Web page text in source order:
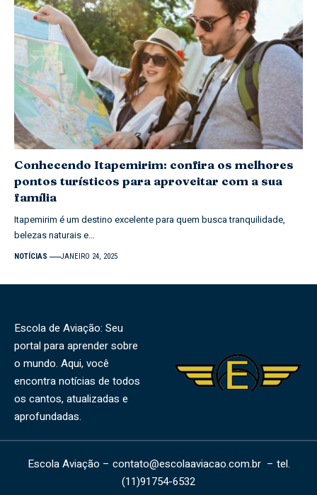
Conhecendo Itapemirim: confira os melhores
pontos turísticos para aproveitar com a sua
família
Itapemirim é um destino excelente para quem busca tranquilidade,
belezas naturais e…
NOTÍCIAS JANEIRO 24, 2025
Escola de Aviação: Seu
portal para aprender sobre
o mundo. Aqui, você
encontra notícias de todos
os cantos, atualizadas e
aprofundadas.
Escola Aviação – contato@escolaaviacao.com.br– tel.
(11)91754-6532